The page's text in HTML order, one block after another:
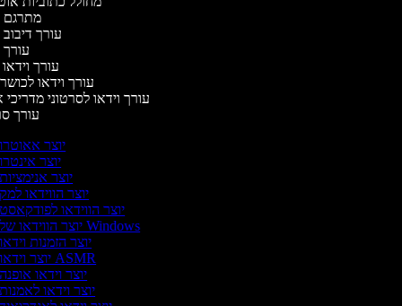
מתרגם
עורך
עורך וידאו
עורך וידאו
עורך וידאו לסרטוני
עורך
יוצר
יוצר
יוצר
יוצר הווידאו
יוצר הווידאו
יוצר הווידאו של Windows
יוצר הזמנות
יוצר וידאו ASMR
יוצר וידאו
יוצר וידאו